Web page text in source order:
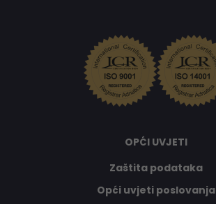
OPĆI UVJETI
Zaštita podataka
Opći uvjeti poslovanja